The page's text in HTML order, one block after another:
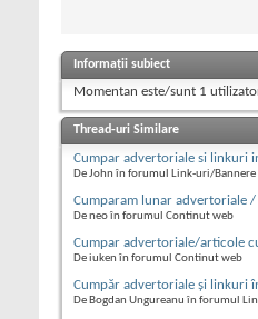
Informații subiect
Momentan este/sunt 1
Thread-uri Similare
Cumpar advertoriale si linkuri
De John în forumul Link-uri/Bannere
Cumparam lunar advertoriale
De neo în forumul Continut web
Cumpar advertoriale/articole
De iuken în forumul Continut web
Cumpăr advertoriale și linkuri
De Bogdan Ungureanu în forumul